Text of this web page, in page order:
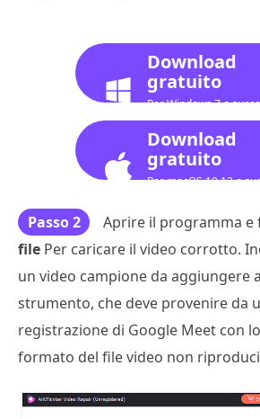
Download
gratuito
Per Windows 7 o
Download
gratuito
Per macOS 10.12 o
Passo 2 Aprire il programma e
file Per caricare il video corrotto.
un video campione da aggiungere
strumento, che deve provenire da
registrazione di Google Meet con
formato del file video non